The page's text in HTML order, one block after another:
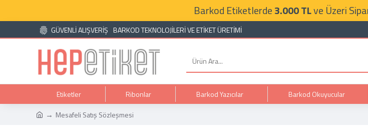
Barkod Etiketlerde3.000 TLve Üzeri
GÜVENLİ ALIŞVERİŞ BARKOD TEKNOLOJILERI VE ETIKET ÜRETIMI
Etiketler Ribonlar Barkod Yazıcılar Barkod Okuyucular
Mesafeli Satış Sözleşmesi